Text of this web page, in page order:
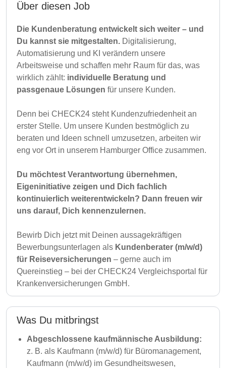
Über diesen Job
Die Kundenberatung entwickelt sich weiter – und
Du kannst sie mitgestalten. Digitalisierung,
Automatisierung und KI verändern unsere
Arbeitsweise und schaffen mehr Raum für das, was
wirklich zählt: individuelle Beratung und
passgenaue Lösungen für unsere Kunden.
Denn bei CHECK24 steht Kundenzufriedenheit an
erster Stelle. Um unsere Kunden bestmöglich zu
beraten und Ideen schnell umzusetzen, arbeiten wir
eng vor Ort in unserem Hamburger Office zusammen.
Du möchtest Verantwortung übernehmen,
Eigeninitiative zeigen und Dich fachlich
kontinuierlich weiterentwickeln? Dann freuen wir
uns darauf, Dich kennenzulernen.
Bewirb Dich jetzt mit Deinen aussagekräftigen
Bewerbungsunterlagen als Kundenberater (m/w/d)
für Reiseversicherungen – gerne auch im
Quereinstieg – bei der CHECK24 Vergleichsportal für
Krankenversicherungen GmbH.
Was Du mitbringst
Abgeschlossene kaufmännische Ausbildung:
z. B. als Kaufmann (m/w/d) für Büromanagement,
Kaufmann (m/w/d) im Gesundheitswesen,